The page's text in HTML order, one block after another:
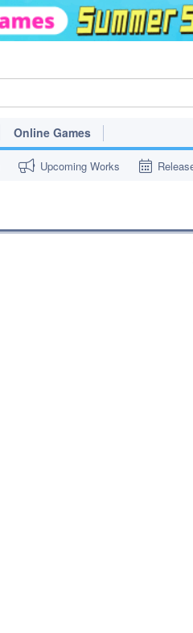
Online Games
Upcoming Works